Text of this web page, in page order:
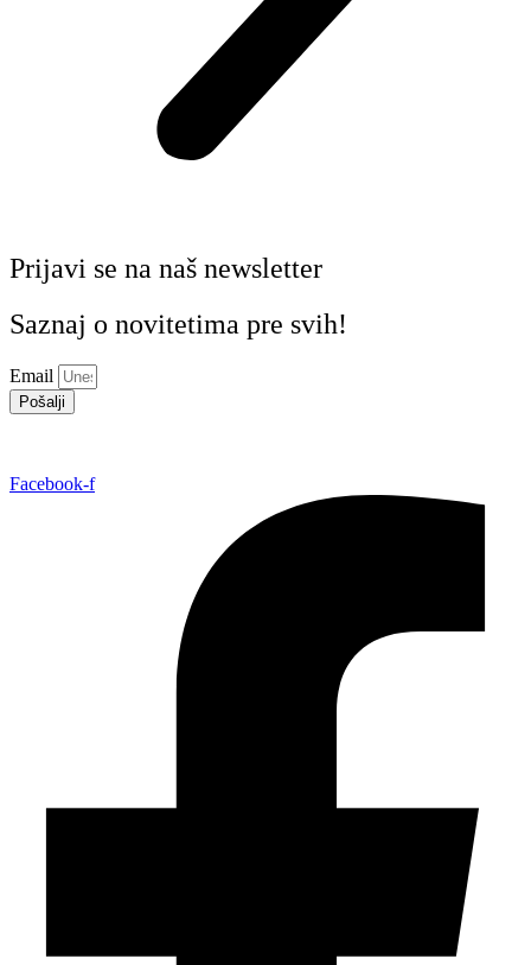
Prijavi se na naš newsletter
Saznaj o novitetima pre svih!
Email
Pošalji
Facebook-f